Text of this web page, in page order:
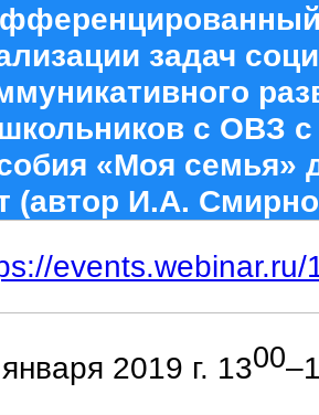
задач
с ОВЗ
«Моя семья»
(автор И.А.
2019 г. 1300